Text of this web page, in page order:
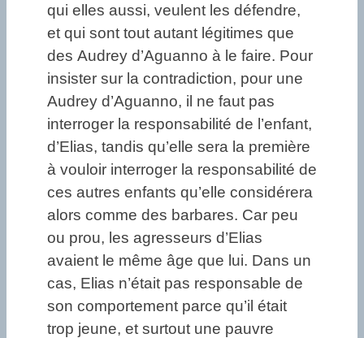
qui elles aussi, veulent les défendre,
et qui sont tout autant légitimes que
des Audrey d’Aguanno à le faire. Pour
insister sur la contradiction, pour une
Audrey d’Aguanno, il ne faut pas
interroger la responsabilité de l’enfant,
d’Elias, tandis qu’elle sera la première
à vouloir interroger la responsabilité de
ces autres enfants qu’elle considérera
alors comme des barbares. Car peu
ou prou, les agresseurs d’Elias
avaient le même âge que lui. Dans un
cas, Elias n’était pas responsable de
son comportement parce qu’il était
trop jeune, et surtout une pauvre